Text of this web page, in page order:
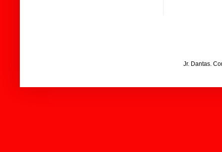
Jr. Dantas.